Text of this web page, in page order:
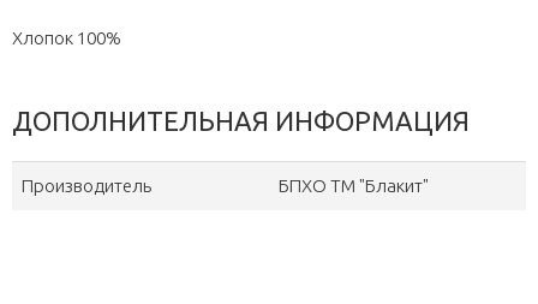
Хлопок 100%
ДОПОЛНИТЕЛЬНАЯ ИНФОРМАЦИЯ
Производитель БПХО ТМ "Блакит"